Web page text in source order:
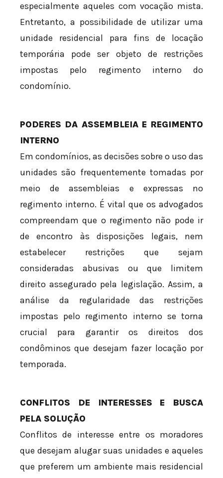
especialmente aqueles com vocação mista.
Entretanto, a possibilidade de utilizar uma
unidade residencial para fins de locação
temporária pode ser objeto de restrições
impostas pelo regimento interno do
condomínio.
PODERES DA ASSEMBLEIA E REGIMENTO
INTERNO
Em condomínios, as decisões sobre o uso das
unidades são frequentemente tomadas por
meio de assembleias e expressas no
regimento interno. É vital que os advogados
compreendam que o regimento não pode ir
de encontro às disposições legais, nem
estabelecer restrições que sejam
consideradas abusivas ou que limitem
direito assegurado pela legislação. Assim, a
análise da regularidade das restrições
impostas pelo regimento interno se torna
crucial para garantir os direitos dos
condôminos que desejam fazer locação por
temporada.
CONFLITOS DE INTERESSES E BUSCA
PELA SOLUÇÃO
Conflitos de interesse entre os moradores
que desejam alugar suas unidades e aqueles
que preferem um ambiente mais residencial